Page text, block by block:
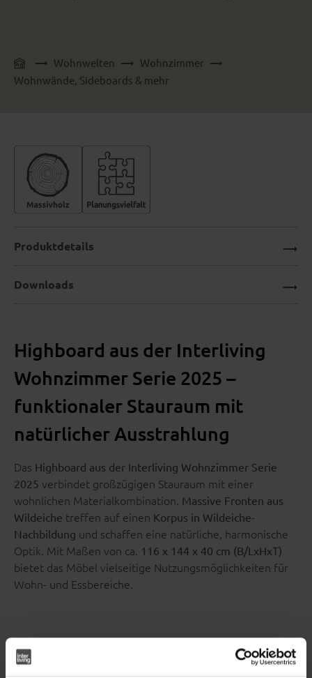
Wohnwelten
Wohnzimmer
Wohnwände, Sideboards & mehr
Highboard aus der Interliving
Wohnzimmer Serie 2025 –
funktionaler Stauraum mit
natürlicher Ausstrahlung
Das Highboard aus der Interliving Wohnzimmer Serie
2025 verbindet großzügigen Stauraum mit einer
wohnlichen Materialkombination. Massive Fronten aus
Wildeiche treffen auf einen Korpus in Wildeiche-
Nachbildung und schaffen eine natürliche, harmonische
Optik. Mit Maßen von ca. 116 x 144 x 40 cm (B/LxHxT)
bietet das Möbel vielseitige Nutzungsmöglichkeiten für
Wohn- und Essbereiche.
Natürliche Materialien und
Produktdetails
Downloads